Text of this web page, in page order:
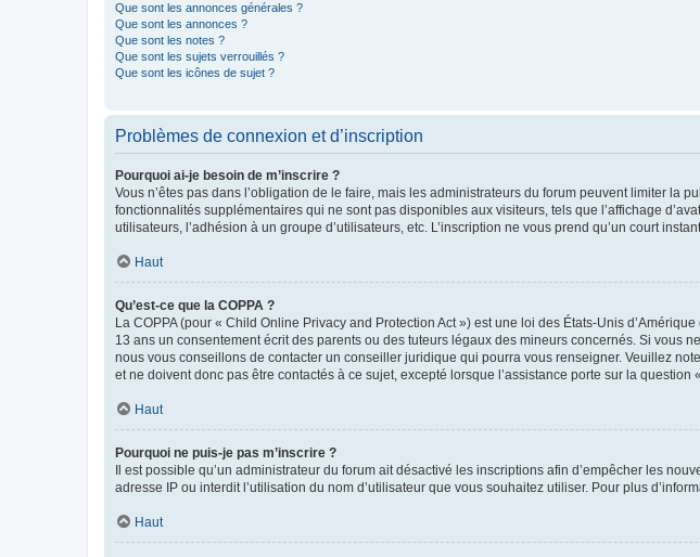
Que sont les annonces générales ?
Que sont les annonces ?
Que sont les notes ?
Que sont les sujets verrouillés ?
Que sont les icônes de sujet ?
Problèmes de connexion et d’inscription
Pourquoi ai-je besoin de m’inscrire ?
Vous n’êtes pas dans l’obligation de le faire, mais les administrateurs du forum peuvent limiter
fonctionnalités supplémentaires qui ne sont pas disponibles aux visiteurs, tels que l’affichage
utilisateurs, l’adhésion à un groupe d’utilisateurs, etc. L’inscription ne vous prend qu’un court
Haut
Qu’est-ce que la COPPA ?
La COPPA (pour « Child Online Privacy and Protection Act ») est une loi des États-Unis
13 ans un consentement écrit des parents ou des tuteurs légaux des mineurs concernés. Si vous
nous vous conseillons de contacter un conseiller juridique qui pourra vous renseigner. Veuillez
et ne doivent donc pas être contactés à ce sujet, excepté lorsque l’assistance porte sur la
Haut
Pourquoi ne puis-je pas m’inscrire ?
Il est possible qu’un administrateur du forum ait désactivé les inscriptions afin d’empêcher les
adresse IP ou interdit l’utilisation du nom d’utilisateur que vous souhaitez utiliser. Pour plus
Haut